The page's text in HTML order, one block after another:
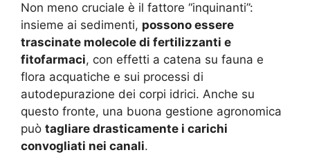
Non meno cruciale è il fattore “inquinanti”:
insieme ai sedimenti, possono essere
trascinate molecole di fertilizzanti e
fitofarmaci, con effetti a catena su fauna e
flora acquatiche e sui processi di
autodepurazione dei corpi idrici. Anche su
questo fronte, una buona gestione agronomica
può tagliare drasticamente i carichi
convogliati nei canali.